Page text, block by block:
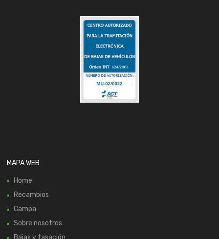
MAPA WEB
Home
Recambios
Campa
Sobre nosotros
Bajas y tasación